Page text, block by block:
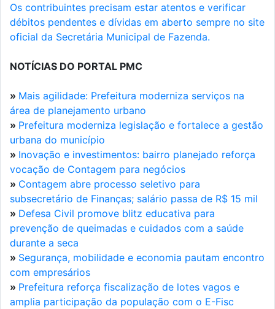
Os contribuintes precisam estar atentos e verificar
débitos pendentes e dívidas em aberto sempre no site
oficial da Secretária Municipal de Fazenda.
NOTÍCIAS DO PORTAL PMC
» Mais agilidade: Prefeitura moderniza serviços na
área de planejamento urbano
» Prefeitura moderniza legislação e fortalece a gestão
urbana do município
» Inovação e investimentos: bairro planejado reforça
vocação de Contagem para negócios
» Contagem abre processo seletivo para
subsecretário de Finanças; salário passa de R$ 15 mil
» Defesa Civil promove blitz educativa para
prevenção de queimadas e cuidados com a saúde
durante a seca
» Segurança, mobilidade e economia pautam encontro
com empresários
» Prefeitura reforça fiscalização de lotes vagos e
amplia participação da população com o E-Fisc